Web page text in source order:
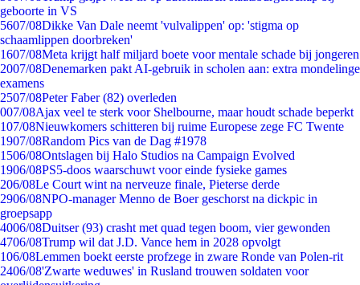
geboorte in VS
5607/08Dikke Van Dale neemt 'vulvalippen' op: 'stigma op
schaamlippen doorbreken'
1607/08Meta krijgt half miljard boete voor mentale schade bij jongeren
2007/08Denemarken pakt AI-gebruik in scholen aan: extra mondelinge
examens
2507/08Peter Faber (82) overleden
007/08Ajax veel te sterk voor Shelbourne, maar houdt schade beperkt
107/08Nieuwkomers schitteren bij ruime Europese zege FC Twente
1907/08Random Pics van de Dag #1978
1506/08Ontslagen bij Halo Studios na Campaign Evolved
1906/08PS5-doos waarschuwt voor einde fysieke games
206/08Le Court wint na nerveuze finale, Pieterse derde
2906/08NPO-manager Menno de Boer geschorst na dickpic in
groepsapp
4006/08Duitser (93) crasht met quad tegen boom, vier gewonden
4706/08Trump wil dat J.D. Vance hem in 2028 opvolgt
106/08Lemmen boekt eerste profzege in zware Ronde van Polen-rit
2406/08'Zwarte weduwes' in Rusland trouwen soldaten voor